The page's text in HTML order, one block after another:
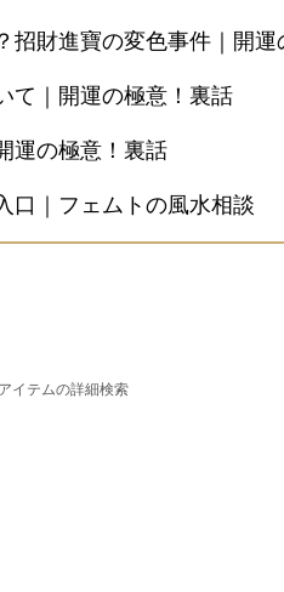
アイテムの詳細検索
招財進寶の変色事件｜開運
て｜開運の極意！裏話
運の極意！裏話
口｜フェムトの風水相談